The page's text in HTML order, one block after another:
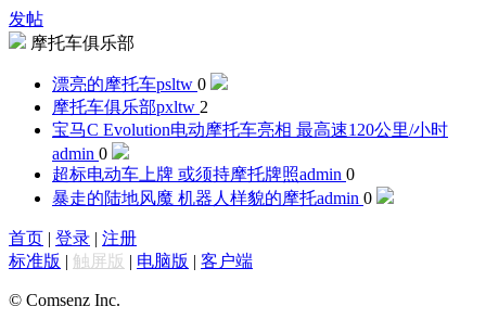
发帖
摩托车俱乐部
漂亮的摩托车psltw 0
摩托车俱乐部pxltw 2
宝马C Evolution电动摩托车亮相 最高速120公里/小时
admin 0
超标电动车上牌 或须持摩托牌照admin 0
暴走的陆地风魔 机器人样貌的摩托admin 0
首页 | 登录 | 注册
标准版 | 触屏版 | 电脑版 | 客户端
© Comsenz Inc.